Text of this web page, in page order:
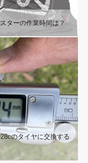
ターの作業時間は？
のタイヤに交換する